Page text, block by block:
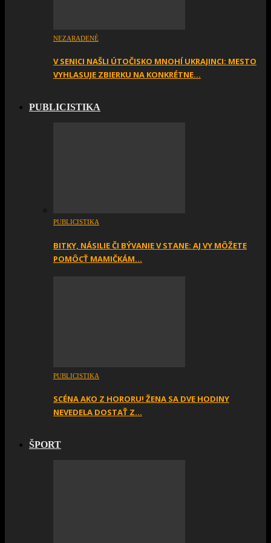
NEZARADENÉ
V SENICI NAŠLI ÚTOČISKO MNOHÍ UKRAJINCI: MESTO
VYHLASUJE ZBIERKU NA KONKRÉTNE…
PUBLICISTIKA
PUBLICISTIKA
BITKY, NÁSILIE ČI BÝVANIE V STANE: AJ VY MÔŽETE
POMÔCŤ MAMIČKÁM…
PUBLICISTIKA
SCÉNA AKO Z HORORU! ŽENA SA DVE HODINY
NEVEDELA DOSTAŤ Z…
ŠPORT